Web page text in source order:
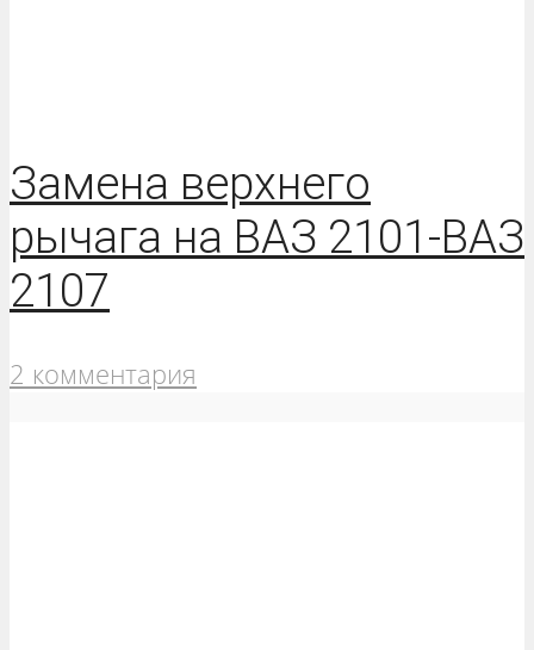
Замена верхнего
рычага на ВАЗ 2101-ВАЗ
2107
2 комментария